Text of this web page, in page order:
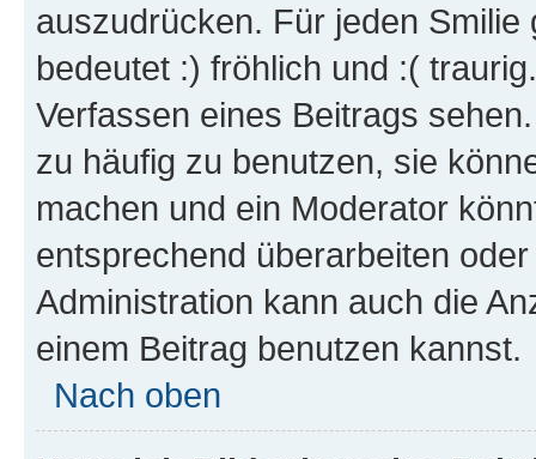
auszudrücken. Für jeden
bedeutet :) fröhlich und :(
Verfassen eines Beitrags
zu häufig zu benutzen, sie
machen und ein Moderator
entsprechend überarbeiten
Administration kann auch die
einem Beitrag benutzen kannst.
Nach oben